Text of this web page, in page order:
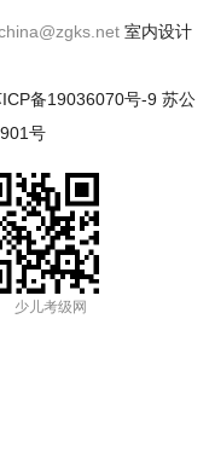
室内设计
备19036070号-9 苏公
号
少儿考级网